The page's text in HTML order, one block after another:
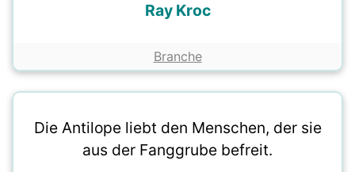
Ray Kroc
Branche
Die Antilope liebt den Menschen, der sie
aus der Fanggrube befreit.